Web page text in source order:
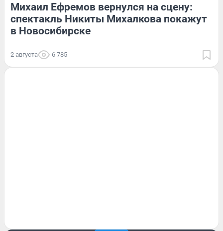
Михаил Ефремов вернулся на сцену:
спектакль Никиты Михалкова покажут
в Новосибирске
2 августа 6 785